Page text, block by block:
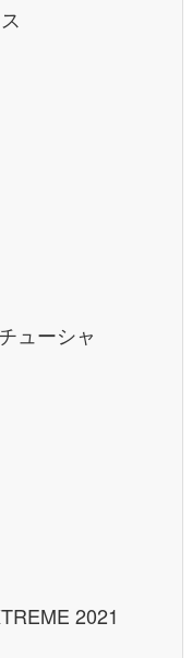
ューシャ
2021